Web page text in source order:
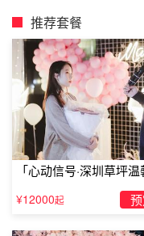
现在许多的年轻人都
切都布置好，选好时
策划，一定要结合对
以在某个周末约女朋
花，这时你单膝跪地
婚，还是相对比较浪漫
婚，求婚成功率相对
推荐套餐
「心动信号·深圳草坪
婚」
¥12000起